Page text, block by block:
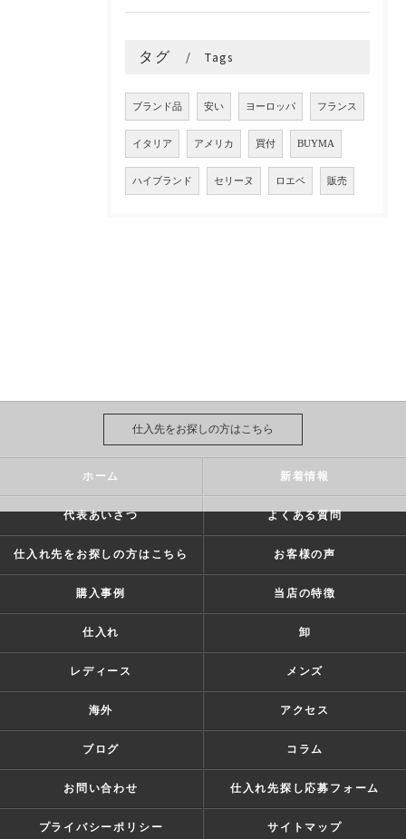
タグ Tags
ブランド品 安い ヨーロッパ フランス
イタリア アメリカ 買付 BUYMA
ハイブランド セリーヌ ロエベ 販売
仕入先をお探しの方はこちら
ホーム 新着情報
代表あいさつ よくある質問
仕入れ先をお探しの方はこちら お客様の声
購入事例 当店の特徴
仕入れ 卸
レディース メンズ
海外 アクセス
ブログ コラム
お問い合わせ 仕入れ先探し応募フォーム
プライバシーポリシー サイトマップ